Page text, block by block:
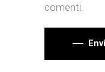
comenti.